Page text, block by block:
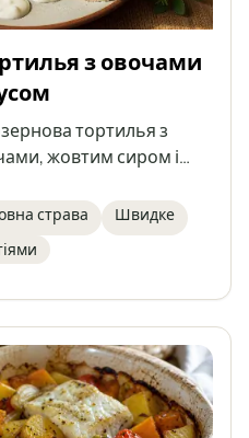
з овочами
тортилья з
жовтим сиром і
та майонезу.
закуски, обіду або
у приготуванні та
страва
Швидке